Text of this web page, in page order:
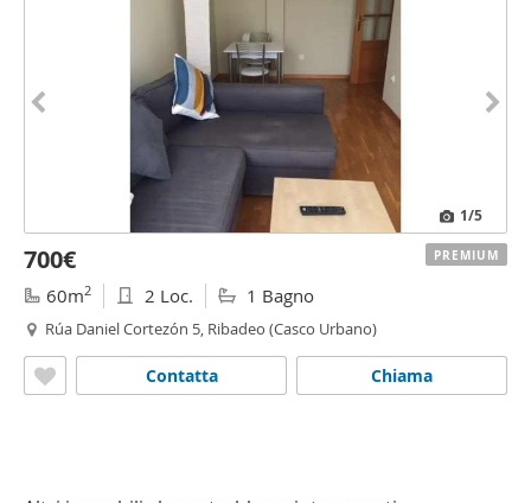
1/5
700€
60m2 2 Loc. 1 Bagno
Rúa Daniel Cortezón 5, Ribadeo (Casco Urbano)
Chiama
Contatta
PREMIUM